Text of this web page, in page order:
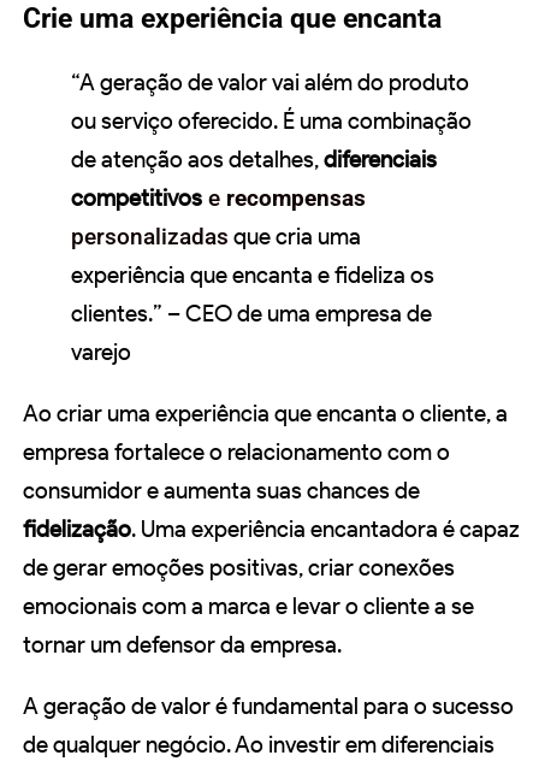
Crie uma experiência que encanta
“A geração de valor vai além do produto
ou serviço oferecido. É uma combinação
de atenção aos detalhes,diferenciais
competitivos e recompensas
personalizadas que cria uma
experiência que encanta e fideliza os
clientes.” – CEO de uma empresa de
varejo
Ao criar uma experiência que encanta o cliente, a
empresa fortalece o relacionamento com o
consumidor e aumenta suas chances de
fidelização. Uma experiência encantadora é capaz
de gerar emoções positivas, criar conexões
emocionais com a marca e levar o cliente a se
tornar um defensor da empresa.
A geração de valor é fundamental para o sucesso
de qualquer negócio. Ao investir em diferenciais